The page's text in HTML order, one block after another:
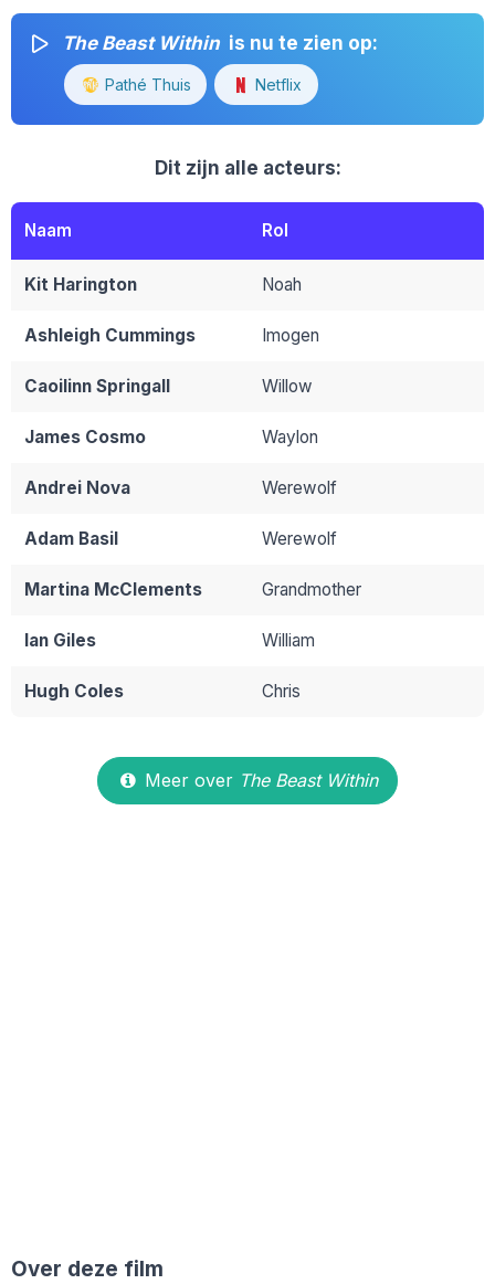
The Beast Within is nu te zien op:
Pathé Thuis Netflix
Dit zijn alle acteurs:
Naam Rol
Kit Harington Noah
Ashleigh Cummings Imogen
Caoilinn Springall Willow
James Cosmo Waylon
Andrei Nova Werewolf
Adam Basil Werewolf
Martina McClements Grandmother
Ian Giles William
Hugh Coles Chris
Meer over The Beast Within
Over deze film